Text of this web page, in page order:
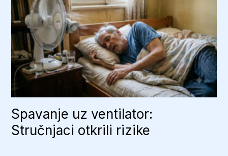
Spavanje uz ventilator:
Stručnjaci otkrili rizike